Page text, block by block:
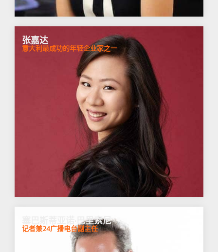
张嘉达
意大利最成功的年轻企业家之一
塞巴斯蒂亚诺·巴里索尼
记者兼24广播电台副主任